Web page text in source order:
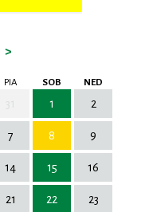
>
PIA SOB NED
1 2
7 8 9
14 15 16
21 22 23